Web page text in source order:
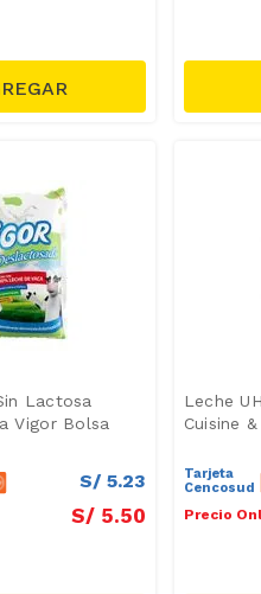
Lactosa
Vigor Bolsa
S/ 5.23
S/ 5.50
Leche
Cuisine &
Tarjeta
Cencosud
Precio